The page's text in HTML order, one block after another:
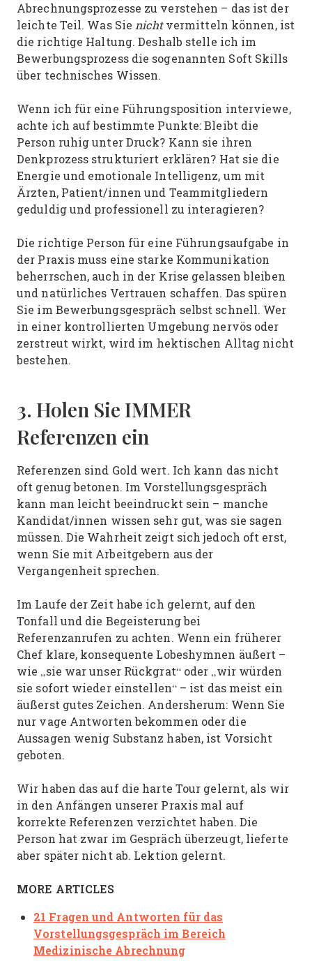
Abrechnungsprozesse zu verstehen – das ist der
leichte Teil. Was Sie nichtvermitteln können, ist
die richtige Haltung. Deshalb stelle ich im
Bewerbungsprozess die sogenannten Soft Skills
über technisches Wissen.
Wenn ich für eine Führungsposition interviewe,
achte ich auf bestimmte Punkte: Bleibt die
Person ruhig unter Druck? Kann sie ihren
Denkprozess strukturiert erklären? Hat sie die
Energie und emotionale Intelligenz, um mit
Ärzten, Patient/innen und Teammitgliedern
geduldig und professionell zu interagieren?
Die richtige Person für eine Führungsaufgabe in
der Praxis muss eine starke Kommunikation
beherrschen, auch in der Krise gelassen bleiben
und natürliches Vertrauen schaffen. Das spüren
Sie im Bewerbungsgespräch selbst schnell. Wer
in einer kontrollierten Umgebung nervös oder
zerstreut wirkt, wird im hektischen Alltag nicht
bestehen.
3. Holen Sie IMMER
Referenzen ein
Referenzen sind Gold wert. Ich kann das nicht
oft genug betonen. Im Vorstellungsgespräch
kann man leicht beeindruckt sein – manche
Kandidat/innen wissen sehr gut, was sie sagen
müssen. Die Wahrheit zeigt sich jedoch oft erst,
wenn Sie mit Arbeitgebern aus der
Vergangenheit sprechen.
Im Laufe der Zeit habe ich gelernt, auf den
Tonfall und die Begeisterung bei
Referenzanrufen zu achten. Wenn ein früherer
Chef klare, konsequente Lobeshymnen äußert –
wie „sie war unser Rückgrat“ oder „wir würden
sie sofort wieder einstellen“ – ist das meist ein
äußerst gutes Zeichen. Andersherum: Wenn Sie
nur vage Antworten bekommen oder die
Aussagen wenig Substanz haben, ist Vorsicht
geboten.
Wir haben das auf die harte Tour gelernt, als wir
in den Anfängen unserer Praxis mal auf
korrekte Referenzen verzichtet haben. Die
Person hat zwar im Gespräch überzeugt, lieferte
aber später nicht ab. Lektion gelernt.
MORE ARTICLES
21 Fragen und Antworten für das
Vorstellungsgespräch im Bereich
Medizinische Abrechnung